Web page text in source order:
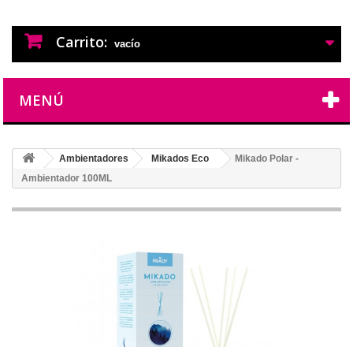
Carrito: vacío
MENÚ
Ambientadores Mikados Eco
Mikado Polar -
Ambientador 100ML